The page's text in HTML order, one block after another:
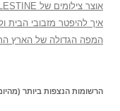
אוצר צילומים של PALESTINE הריקה
איך להיפטר מזבובי הבית
המפה הגדולה של הארץ
הרשומות הנצפות ביותר